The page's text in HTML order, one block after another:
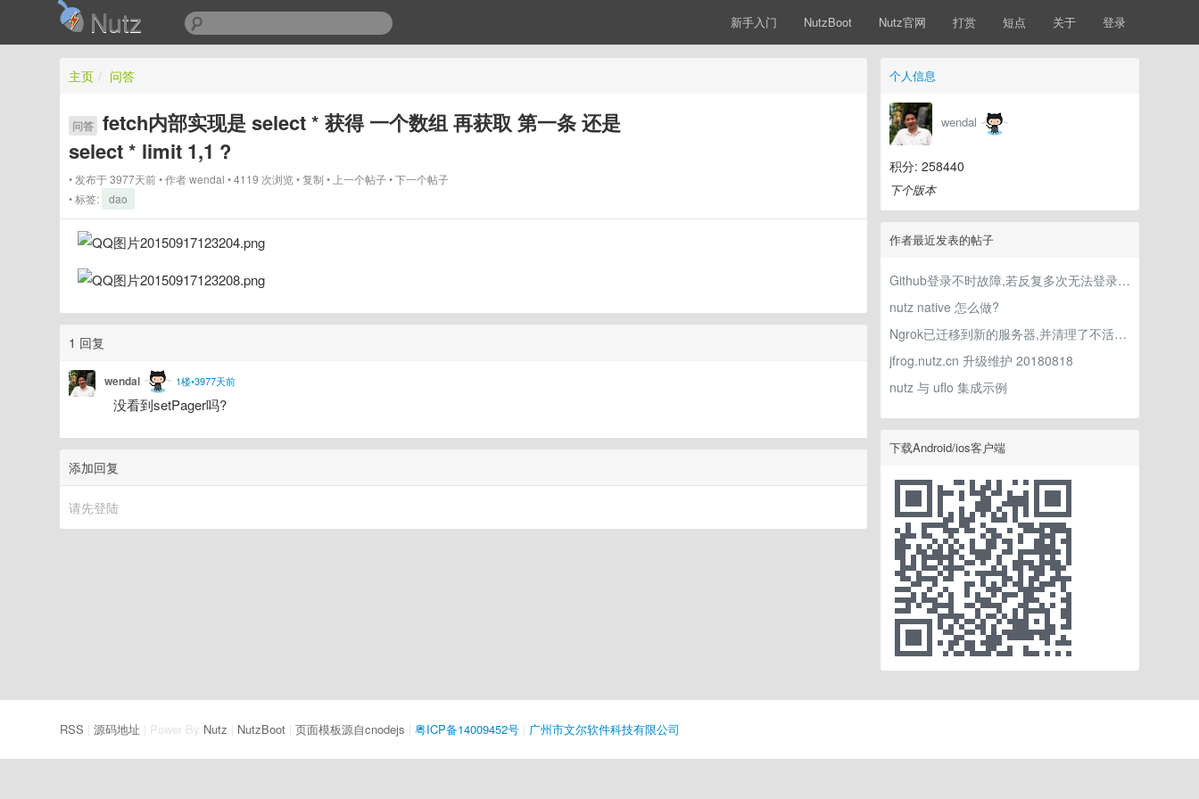
Nutz 新手入门 NutzBoot Nutz官网 打赏 短点 关于 登录
个人信息
wendal
积分: 258440
下个版本
作者最近发表的帖子
Github登录不时故障,若反复多次无法登录,请使用QQ或微信登录,如有疑问请加Q群 68428921
nutz native 怎么做?
Ngrok已迁移到新的服务器,并清理了不活跃的账号
jfrog.nutz.cn 升级维护 20180818
nutz 与 uflo 集成示例
下载Android/ios客户端
主页 / 问答
问答 fetch内部实现是 select * 获得 一个数组 再获取 第一条 还是
select * limit 1,1 ?
发布于 3977天前 作者wendal 4119 次浏览 复制 上一个帖子
下一个帖子
标签:
dao
1 回复
wendal 1楼•3977天前
没看到setPager吗?
添加回复
请先登陆
RSS |源码地址 | Power By Nutz NutzBoot |页面模板源自cnodejs |粤ICP备14009452号 广州市文尔软件科技有限公司